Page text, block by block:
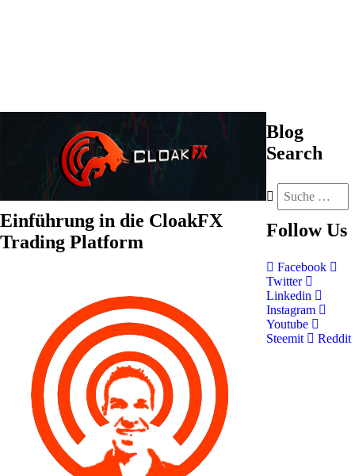
Einführung in die CloakFX
Trading Platform
Blog
Search
Follow Us
Facebook
Twitter
Linkedin
Instagram
Youtube
Steemit
Reddit